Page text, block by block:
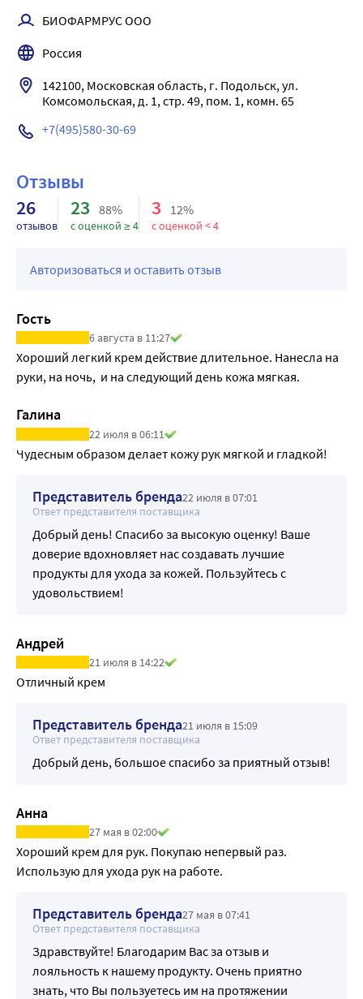
пигментацией, оказывают бактерицидное
Глубоко увлажняет и питает, насыщая витаминами
Восстанавливает защитные функции кожи
Оказывает антиоксидантное и регенерирующее
действие, замедляет процесс старения клеток
Защищает кожу рук от негативного внешнего
Подходит для ежедневного применения
БИОФАРМРУС ООО
Россия
142100, Московская область, г. Подольск, ул.
Комсомольская, д. 1, стр. 49, пом. 1, комн. 65
+7(495)580-30-69
Отзывы
26
отзывов
23 88%
с оценкой ≥ 4
3 12%
с оценкой < 4
Авторизоваться и оставить отзыв
Гость
6 августа в 11:27
Хороший легкий крем действие длительное. Нанесла на
руки, на ночь,  и на следующий день кожа мягкая.
Галина
22 июля в 06:11
Чудесным образом делает кожу рук мягкой и гладкой!
Представитель бренда22 июля в 07:01
Ответ представителя поставщика
Добрый день! Спасибо за высокую оценку! Ваше
доверие вдохновляет нас создавать лучшие
продукты для ухода за кожей. Пользуйтесь с
удовольствием!
Андрей
21 июля в 14:22
Отличный крем
Представитель бренда21 июля в 15:09
Ответ представителя поставщика
Добрый день, большое спасибо за приятный отзыв!
Анна
27 мая в 02:00
Хороший крем для рук. Покупаю непервый раз.
Использую для ухода рук на работе.
Представитель бренда27 мая в 07:41
Ответ представителя поставщика
Здравствуйте! Благодарим Вас за отзыв и
лояльность к нашему продукту. Очень приятно
знать, что Вы пользуетесь им на протяжении